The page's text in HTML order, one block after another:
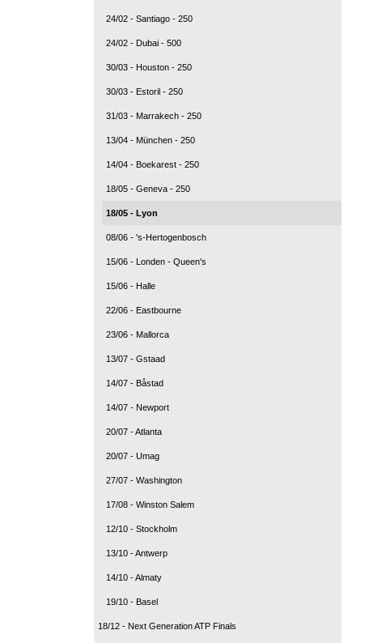
24/02 - Santiago - 250
24/02 - Dubai - 500
30/03 - Houston - 250
30/03 - Estoril - 250
31/03 - Marrakech - 250
13/04 - München - 250
14/04 - Boekarest - 250
18/05 - Geneva - 250
18/05 - Lyon
08/06 - 's-Hertogenbosch
15/06 - Londen - Queen's
15/06 - Halle
22/06 - Eastbourne
23/06 - Mallorca
13/07 - Gstaad
14/07 - Båstad
14/07 - Newport
20/07 - Atlanta
20/07 - Umag
27/07 - Washington
17/08 - Winston Salem
12/10 - Stockholm
13/10 - Antwerp
14/10 - Almaty
19/10 - Basel
18/12 - Next Generation ATP Finals